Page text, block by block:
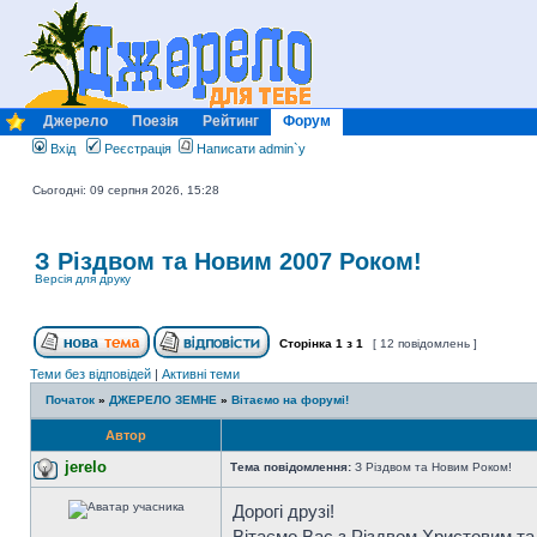
Джерело Поезія Рейтинг Форум
Вхід Реєстрація Написати admin`у
Сьогодні: 09 серпня 2026, 15:28
З Різдвом та Новим 2007 Роком!
Версія для друку
Сторінка 1 з 1 [ 12 повідомлень ]
Теми без відповідей | Активні теми
Початок » ДЖЕРЕЛО ЗЕМНЕ » Вітаємо на форумі!
Автор
jerelo Тема повідомлення: З Різдвом та Новим Роком!
Дорогі друзі!